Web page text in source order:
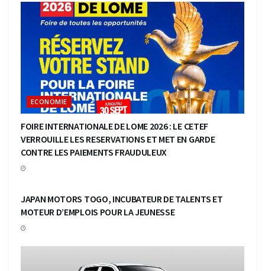
ECONOMIE
FOIRE INTERNATIONALE DE LOME 2026 : LE CETEF
VERROUILLE LES RESERVATIONS ET MET EN GARDE
CONTRE LES PAIEMENTS FRAUDULEUX
JAPAN MOTORS TOGO, INCUBATEUR DE TALENTS ET
MOTEUR D’EMPLOIS POUR LA JEUNESSE